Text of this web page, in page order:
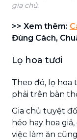
gia chủ.
>> Xem thêm:
Đúng Cách,
Lọ hoa tươi
Theo đó, lọ hoa
phải trên bàn
Gia chủ tuyệt
héo hay hoa
việc làm ăn